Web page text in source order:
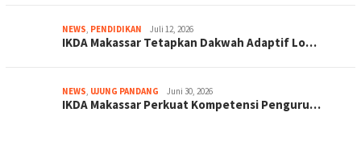
NEWS, PENDIDIKAN Juli 12, 2026
IKDA Makassar Tetapkan Dakwah Adaptif Lo…
NEWS, UJUNG PANDANG Juni 30, 2026
IKDA Makassar Perkuat Kompetensi Penguru…